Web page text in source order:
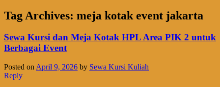
Tag Archives: meja kotak event jakarta
Sewa Kursi dan Meja Kotak HPL Area PIK 2 untuk
Berbagai Event
Posted on April 9, 2026 by Sewa Kursi Kuliah
Reply